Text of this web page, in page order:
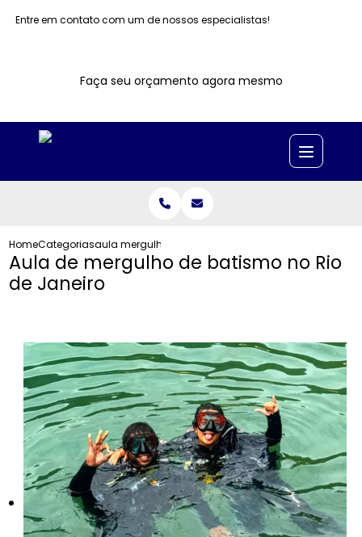
Entre em contato com um de nossos especialistas!
Faça seu orçamento agora mesmo
HomeCategoriasaula mergulho batismo no rio janeiro
Aula de mergulho de batismo no Rio
de Janeiro